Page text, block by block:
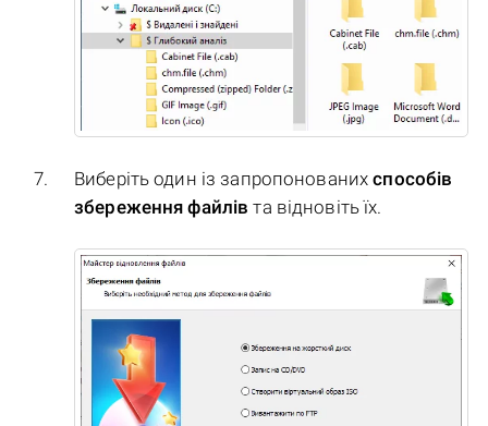
Виберіть один із запропонованихспособів
збереження файлів та відновіть їх.